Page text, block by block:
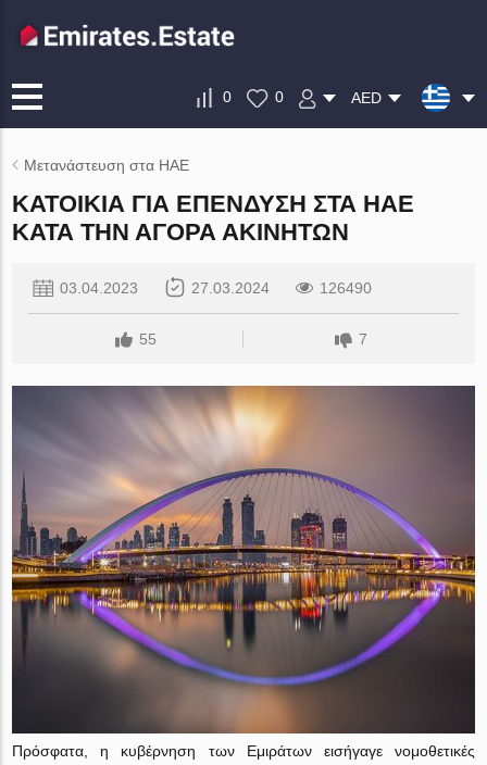
0 0 AED
Μετανάστευση στα ΗΑΕ
ΚΑΤΟΙΚΊΑ ΓΙΑ ΕΠΈΝΔΥΣΗ ΣΤΑ ΗΑΕ
ΚΑΤΆ ΤΗΝ ΑΓΟΡΆ ΑΚΙΝΉΤΩΝ
03.04.2023 27.03.2024 126490
55 7
Πρόσφατα, η κυβέρνηση των Εμιράτων εισήγαγε νομοθετικές